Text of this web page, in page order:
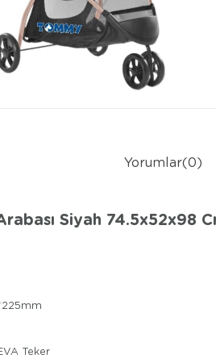
Yorumlar(0)
Siyah 74.5x52x98
Teker